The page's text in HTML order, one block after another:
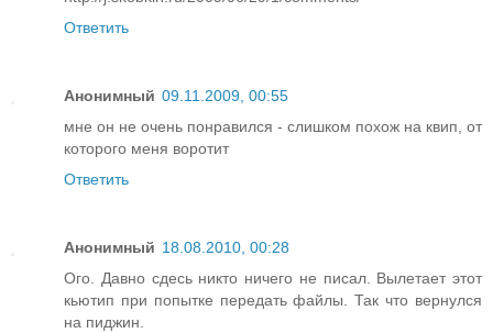
Ответить
Анонимный 09.11.2009, 00:55
мне он не очень понравился - слишком похож на квип, от
которого меня воротит
Ответить
Анонимный 18.08.2010, 00:28
Ого. Давно сдесь никто ничего не писал. Вылетает этот
кьютип при попытке передать файлы. Так что вернулся
на пиджин.